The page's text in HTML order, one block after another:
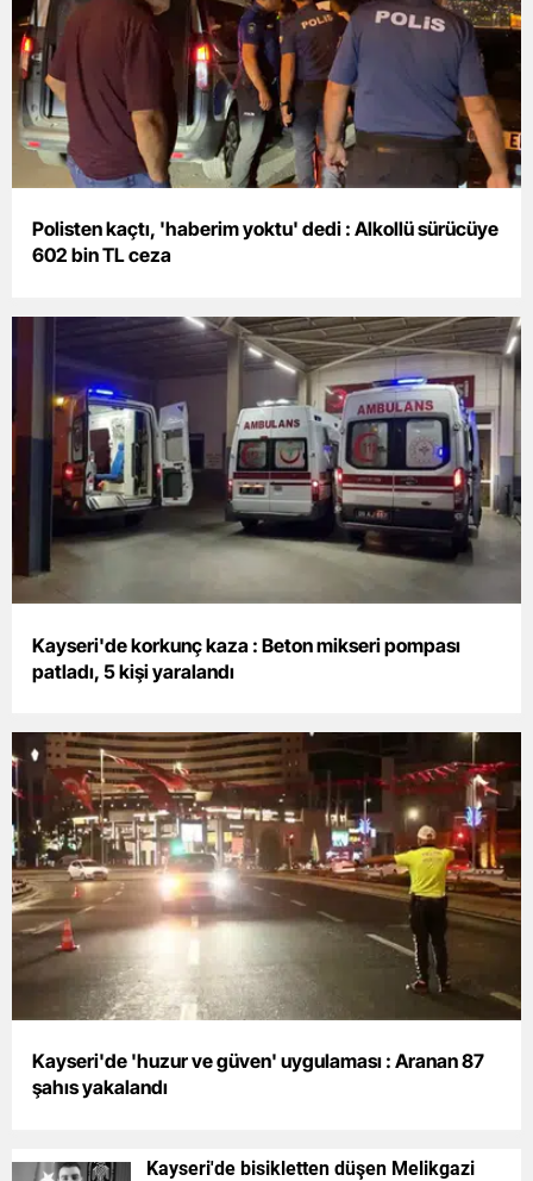
Samsun
Siirt
Sinop
Sivas
Tekirdağ
Trabzon
Tunceli
Şanlıurfa
Uşak
Van
Karaman
Kırıkkale
Batman
Şırnak
Bartın
Ardahan
Iğdır
Karabük
Polisten kaçtı, 'haberim yoktu' dedi : Alkollü sürücüye
602 bin TL ceza
Kayseri'de korkunç kaza : Beton mikseri pompası
patladı, 5 kişi yaralandı
Kayseri'de 'huzur ve güven' uygulaması : Aranan 87
şahıs yakalandı
Kayseri'de bisikletten düşen Melikgazi